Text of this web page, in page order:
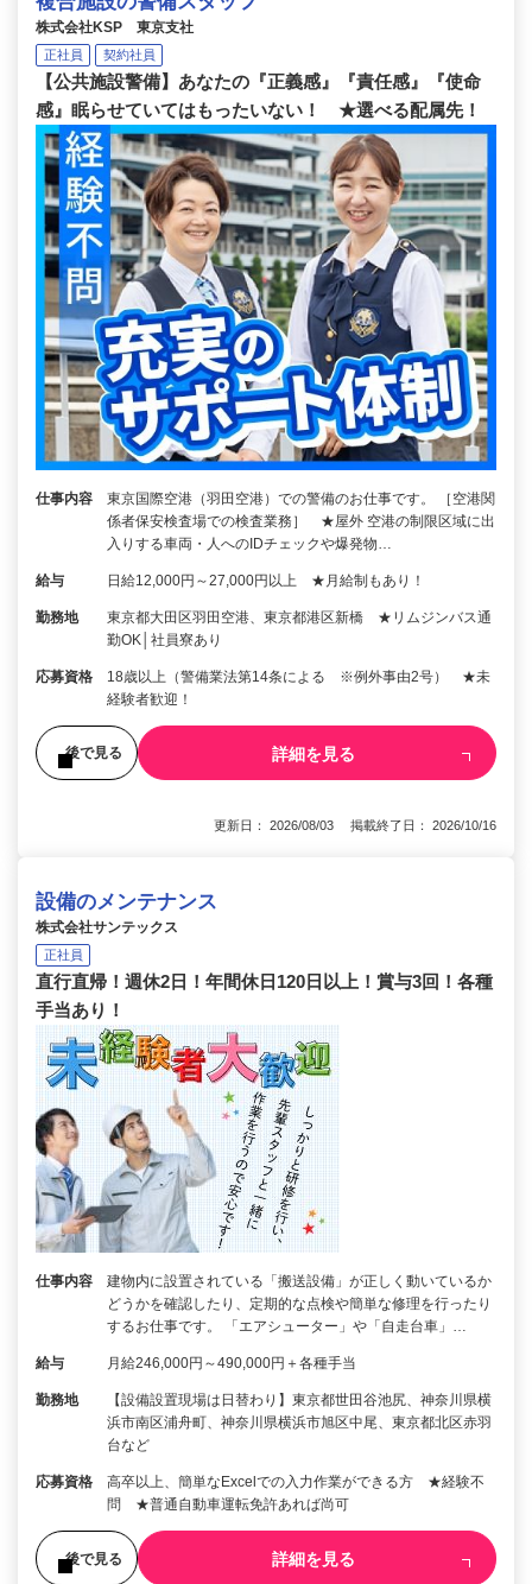
株式会社KSP 東京支社
正社員 契約社員
【公共施設警備】あなたの『正義感』『責任感』『使命
感』眠らせていてはもったいない！ ★選べる配属先！
仕事内容
東京国際空港（羽田空港）での警備のお仕事です。 ［空港関
係者保安検査場での検査業務］ ★屋外 空港の制限区域に出
入りする車両・人へのIDチェックや爆発物…
給与 日給12,000円～27,000円以上 ★月給制もあり！
勤務地
東京都大田区羽田空港、東京都港区新橋 ★リムジンバス通
勤OK│社員寮あり
応募資格
18歳以上（警備業法第14条による ※例外事由2号） ★未
経験者歓迎！
後で見る 詳細を見る
更新日： 2026/08/03 掲載終了日： 2026/10/16
設備のメンテナンス
株式会社サンテックス
正社員
直行直帰！週休2日！年間休日120日以上！賞与3回！各種
手当あり！
仕事内容
建物内に設置されている「搬送設備」が正しく動いているか
どうかを確認したり、定期的な点検や簡単な修理を行ったり
するお仕事です。 「エアシューター」や「自走台車」…
給与 月給246,000円～490,000円＋各種手当
勤務地
【設備設置現場は日替わり】東京都世田谷池尻、神奈川県横
浜市南区浦舟町、神奈川県横浜市旭区中尾、東京都北区赤羽
台など
応募資格
高卒以上、簡単なExcelでの入力作業ができる方 ★経験不
問 ★普通自動車運転免許あれば尚可
後で見る 詳細を見る